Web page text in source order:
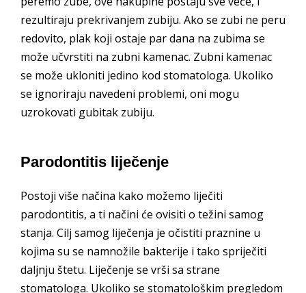
rezultiraju prekrivanjem zubiju. Ako se zubi ne peru
redovito, plak koji ostaje par dana na zubima se
može učvrstiti na zubni kamenac. Zubni kamenac
se može ukloniti jedino kod stomatologa. Ukoliko
se ignoriraju navedeni problemi, oni mogu
uzrokovati gubitak zubiju.
Parodontitis liječenje
Postoji više načina kako možemo liječiti
parodontitis, a ti načini će ovisiti o težini samog
stanja. Cilj samog liječenja je očistiti praznine u
kojima su se namnožile bakterije i tako spriječiti
daljnju štetu. Liječenje se vrši sa strane
stomatologa. Ukoliko se stomatološkim pregledom